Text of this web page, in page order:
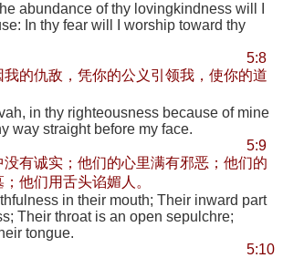
abundance of thy lovingkindness will I
In thy fear will I worship toward thy
5:8
的仇敌，凭你的公义引领我，使你的道
in thy righteousness because of mine
way straight before my face.
5:9
没有诚实；他们的心里满有邪恶；他们的
他们用舌头谄媚人。
in their mouth; Their inward part
Their throat is an open sepulchre;
tongue.
5:10